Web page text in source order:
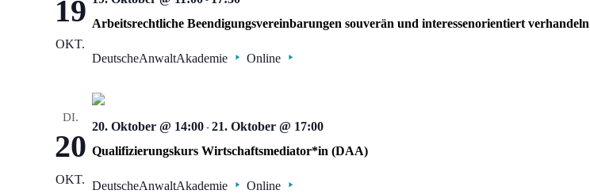
19
OKT.
Arbeitsrechtliche Beendigungsvereinbarungen souverän und interessenorientiert verhandeln
DeutscheAnwaltAkademie Online
DI.
20
OKT.
Qualifizierungskurs Wirtschaftsmediator*in (DAA)
DeutscheAnwaltAkademie Online
20. Oktober @ 14:00-21. Oktober @ 17:00